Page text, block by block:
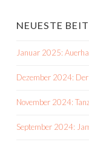
NEUESTE
Januar 2025:
Dezember 2024: Der
November 2024:
September 2024: